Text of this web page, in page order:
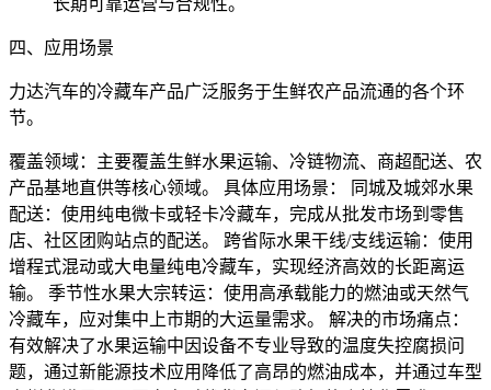
长期可靠运营与合规性。
四、应用场景
力达汽车的冷藏车产品广泛服务于生鲜农产品流通的各个环
节。
覆盖领域：主要覆盖生鲜水果运输、冷链物流、商超配送、农
产品基地直供等核心领域。 具体应用场景： 同城及城郊水果
配送：使用纯电微卡或轻卡冷藏车，完成从批发市场到零售
店、社区团购站点的配送。 跨省际水果干线/支线运输：使用
增程式混动或大电量纯电冷藏车，实现经济高效的长距离运
输。 季节性水果大宗转运：使用高承载能力的燃油或天然气
冷藏车，应对集中上市期的大运量需求。 解决的市场痛点：
有效解决了水果运输中因设备不专业导致的温度失控腐损问
题，通过新能源技术应用降低了高昂的燃油成本，并通过车型